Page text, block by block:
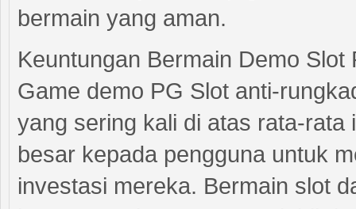
bermain yang aman.
Keuntungan Bermain Demo Slot
Game demo PG Slot anti-
yang sering kali di atas rata-
besar kepada pengguna untuk
investasi mereka. Bermain slot